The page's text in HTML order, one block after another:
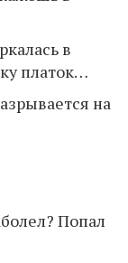
в
платок…
на
Попал